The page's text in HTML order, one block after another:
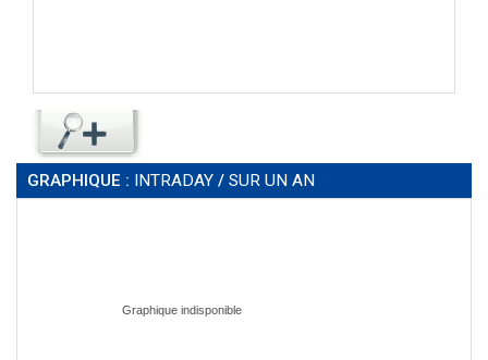
GRAPHIQUE : INTRADAY / SUR UN AN